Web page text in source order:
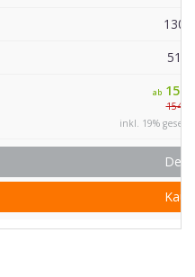
130
51
ab
inkl. 19%